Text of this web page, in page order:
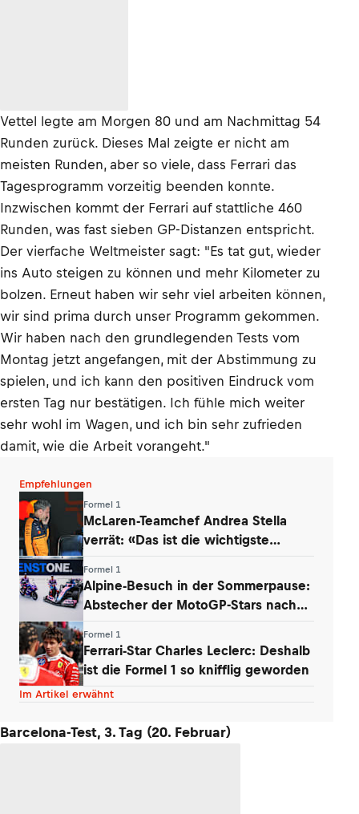
Vettel legte am Morgen 80 und am Nachmittag 54
Runden zurück. Dieses Mal zeigte er nicht am
meisten Runden, aber so viele, dass Ferrari das
Tagesprogramm vorzeitig beenden konnte.
Inzwischen kommt der Ferrari auf stattliche 460
Runden, was fast sieben GP-Distanzen entspricht.
Der vierfache Weltmeister sagt: "Es tat gut, wieder
ins Auto steigen zu können und mehr Kilometer zu
bolzen. Erneut haben wir sehr viel arbeiten können,
wir sind prima durch unser Programm gekommen.
Wir haben nach den grundlegenden Tests vom
Montag jetzt angefangen, mit der Abstimmung zu
spielen, und ich kann den positiven Eindruck vom
ersten Tag nur bestätigen. Ich fühle mich weiter
sehr wohl im Wagen, und ich bin sehr zufrieden
damit, wie die Arbeit vorangeht."
Empfehlungen
Formel 1
McLaren-Teamchef Andrea Stella
verrät: «Das ist die wichtigste
Formel 1
Alpine-Besuch in der Sommerpause:
Abstecher der MotoGP-Stars nach
Formel 1
Ferrari-Star Charles Leclerc: Deshalb
ist die Formel 1 so knifflig geworden
Im Artikel erwähnt
Barcelona-Test, 3. Tag (20. Februar)